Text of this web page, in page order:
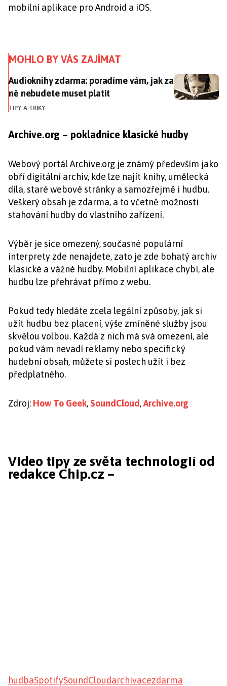
mobilní aplikace pro Android a iOS.
MOHLO BY VÁS ZAJÍMAT
Audioknihy zdarma: poradíme vám, jak za ně
Audioknihy zdarma: poradíme vám, jak za
ně nebudete muset platit
TIPY A TRIKY
Archive.org – pokladnice klasické hudby
Webový portál Archive.org je známý především jako
obří digitální archiv, kde lze najít knihy, umělecká
díla, staré webové stránky a samozřejmě i hudbu.
Veškerý obsah je zdarma, a to včetně možnosti
stahování hudby do vlastního zařízení.
Výběr je sice omezený, současné populární
interprety zde nenajdete, zato je zde bohatý archiv
klasické a vážné hudby. Mobilní aplikace chybí, ale
hudbu lze přehrávat přímo z webu.
Pokud tedy hledáte zcela legální způsoby, jak si
užít hudbu bez placení, výše zmíněné služby jsou
skvělou volbou. Každá z nich má svá omezení, ale
pokud vám nevadí reklamy nebo specifický
hudební obsah, můžete si poslech užít i bez
předplatného.
Zdroj: How To Geek, SoundCloud,Archive.org
Video tipy ze světa technologií od
redakce Chip.cz –
hudbaSpotifySoundCloudarchivacezdarma